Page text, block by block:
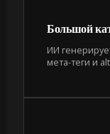
Большой
ИИ
мета-теги и